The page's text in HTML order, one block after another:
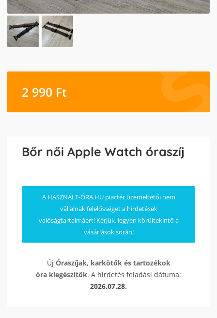
2 990 Ft
Bőr női Apple Watch óraszíj
A HASZNÁLT-ÓRA.HU piactér üzemeltetői nem
vállalnak felelősséget a hirdetések
valóságtartalmáért! Kérjük, legyen körültekintő a
vásárlások során!
Új Óraszíjak, karkötők és tartozékok
óra kiegészítők. A hirdetés feladási dátuma:
2026.07.28.